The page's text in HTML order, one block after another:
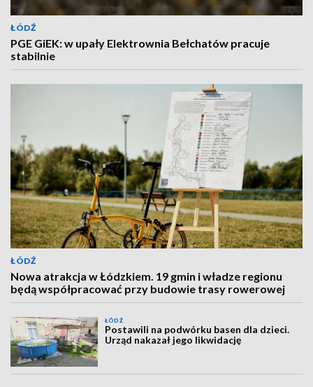
ŁÓDŹ
PGE GiEK: w upały Elektrownia Bełchatów pracuje
stabilnie
ŁÓDŹ
Nowa atrakcja w Łódzkiem. 19 gmin i władze regionu
będą współpracować przy budowie trasy rowerowej
ŁÓDŹ
Postawili na podwórku basen dla dzieci.
Urząd nakazał jego likwidację